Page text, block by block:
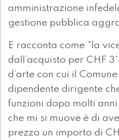
amministrazione
gestione pubblica
E racconta come "la
dall’acquisto per CHF
d’arte con cui il
dipendente dirigente
funzioni dopo molti anni
che mi si muove è di
prezzo un importo di